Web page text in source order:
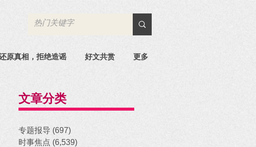
原真相，拒绝造谣 好文共赏 更多
文章分类
专题报导 (697)
时事焦点 (6,539)